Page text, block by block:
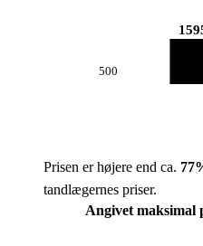
500
Prisen er højere end ca. 77
tandlægernes priser.
Angivet maksimal